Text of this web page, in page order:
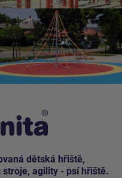
dětská hřiště,
agility - psí hřiště.